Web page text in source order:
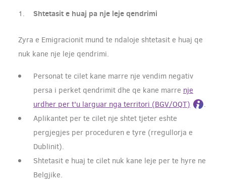
Shtetasit e huaj pa nje leje qendrimi
Zyra e Emigracionit mund te ndaloje shtetasit e huaj qe
nuk kane nje leje qendrimi.
Personat te cilet kane marre nje vendim negativ
persa i perket qendrimit dhe qe kane marre nje
urdher per t'u larguar nga territori (BGV/OQT)
.
Aplikantet per te cilet nje shtet tjeter eshte
pergjegjes per proceduren e tyre (rregullorja e
Dublinit).
Shtetasit e huaj te cilet nuk kane leje per te hyre ne
Belgjike.